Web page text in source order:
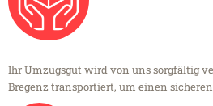
Ihr Umzugsgut wird von uns sorgfältig
Bregenz transportiert, um einen